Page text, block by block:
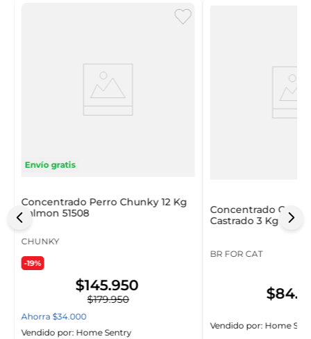
Envío gratis
Concentrado Perro Chunky 12 Kg
Salmon 51508
CHUNKY
-19%
$145.950
$179.950
Ahorra $34.000
Vendido por: Home Sentry
Concentrado Gato
Castrado 3 Kg
BR FOR CAT
$84.
Vendido por:Home